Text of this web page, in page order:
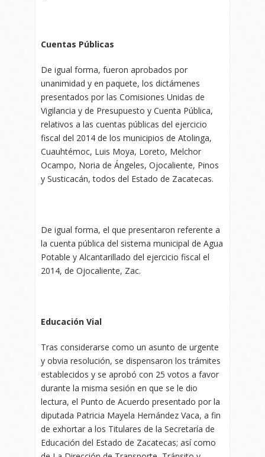
Cuentas Públicas
De igual forma, fueron aprobados por
unanimidad y en paquete, los dictámenes
presentados por las Comisiones Unidas de
Vigilancia y de Presupuesto y Cuenta Pública,
relativos a las cuentas públicas del ejercicio
fiscal del 2014 de los municipios de Atolinga,
Cuauhtémoc, Luis Moya, Loreto, Melchor
Ocampo, Noria de Ángeles, Ojocaliente, Pinos
y Susticacán, todos del Estado de Zacatecas.
De igual forma, el que presentaron referente a
la cuenta pública del sistema municipal de Agua
Potable y Alcantarillado del ejercicio fiscal el
2014, de Ojocaliente, Zac.
Educación Vial
Tras considerarse como un asunto de urgente
y obvia resolución, se dispensaron los trámites
establecidos y se aprobó con 25 votos a favor
durante la misma sesión en que se le dio
lectura, el Punto de Acuerdo presentado por la
diputada Patricia Mayela Hernández Vaca, a fin
de exhortar a los Titulares de la Secretaría de
Educación del Estado de Zacatecas; así como